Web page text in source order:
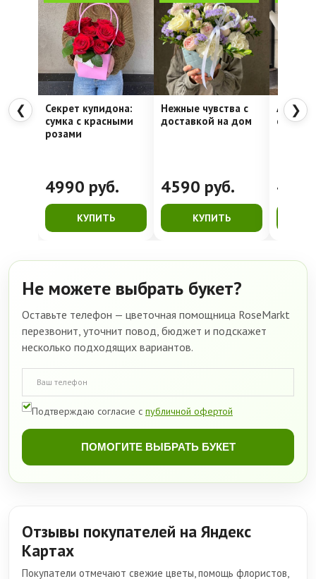
❮
Секрет купидона:
сумка с красными
розами
4990 руб.
КУПИТЬ
Нежные чувства с
доставкой на дом
4590 руб.
КУПИТЬ
Алое
❯
Не можете выбрать букет?
Оставьте телефон — цветочная помощница RoseMarkt
перезвонит, уточнит повод, бюджет и подскажет
несколько подходящих вариантов.
Подтверждаю согласие с публичной офертой
ПОМОГИТЕ ВЫБРАТЬ БУКЕТ
Отзывы покупателей на Яндекс
Картах
Покупатели отмечают свежие цветы, помощь флористов,